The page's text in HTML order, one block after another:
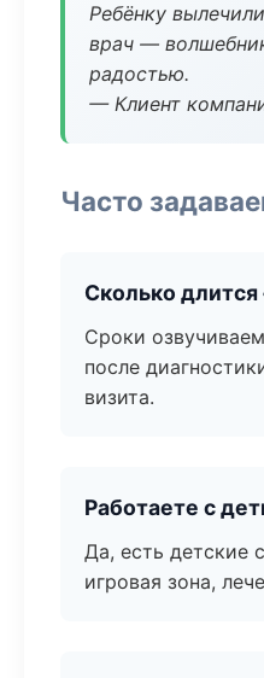
Ребёнку
врач —
радостью.
— Клиент
Часто
Сколько
Сроки
после
визита.
Работаете с
Да, есть детские
игровая зона,